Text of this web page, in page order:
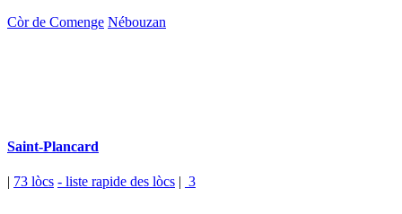
Còr de Comenge Nébouzan
Saint-Plancard
| 73 lòcs - liste rapide des lòcs | 3